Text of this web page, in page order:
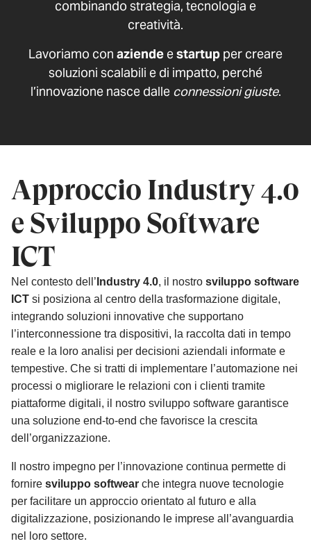
combinando strategia, tecnologia e
creatività.
Lavoriamo con aziende estartup per creare
soluzioni scalabili e di impatto, perché
l’innovazione nasce dalle connessioni giuste.
Approccio Industry 4.0
e Sviluppo Software
ICT
Nel contesto dell’ Industry 4.0, il nostro sviluppo software
ICT si posiziona al centro della trasformazione digitale,
integrando soluzioni innovative che supportano
l’interconnessione tra dispositivi, la raccolta dati in tempo
reale e la loro analisi per decisioni aziendali informate e
tempestive. Che si tratti di implementare l’automazione nei
processi o migliorare le relazioni con i clienti tramite
piattaforme digitali, il nostro sviluppo software garantisce
una soluzione end-to-end che favorisce la crescita
dell’organizzazione.
Il nostro impegno per l’innovazione continua permette di
fornire sviluppo softwear che integra nuove tecnologie
per facilitare un approccio orientato al futuro e alla
digitalizzazione, posizionando le imprese all’avanguardia
nel loro settore.